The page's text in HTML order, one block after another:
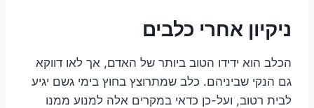
ניקיון אחרי כלבים
הכלב הוא ידידו הטוב ביותר של האדם, אך לאו דווקא
גם הנקי שביניהם. כלב שמתרוצץ בחוץ בימי גשם יגיע
לבית רטוב, ועל-כן כדאי במקרים אלה למנוע ממנו